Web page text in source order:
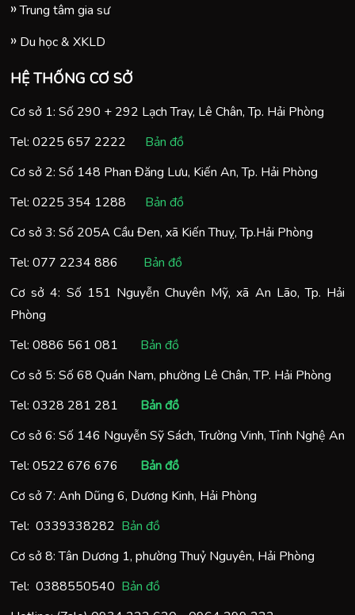
Trung tâm gia sư
Du học & XKLD
HỆ THỐNG CƠ SỞ
Cơ sở 1: Số 290 + 292 Lạch Tray, Lê Chân, Tp. Hải Phòng
Tel: 0225 657 2222
Bản đồ
Cơ sở 2: Số 148 Phan Đăng Lưu, Kiến An, Tp. Hải Phòng
Tel: 0225 354 1288
Bản đồ
Cơ sở 3: Số 205A Cầu Đen, xã Kiến Thuỵ, Tp.Hải Phòng
Tel: 077 2234 886
Bản đồ
Cơ sở 4: Số 151 Nguyễn Chuyên Mỹ, xã An Lão, Tp. Hải
Phòng
Tel: 0886 561 081
Bản đồ
Cơ sở 5: Số 68 Quán Nam, phường Lê Chân, TP. Hải Phòng
Tel: 0328 281 281
Bản đồ
Cơ sở 6: Số 146 Nguyễn Sỹ Sách, Trường Vinh, Tỉnh Nghệ An
Tel: 0522 676 676
Bản đồ
Cơ sở 7: Anh Dũng 6, Dương Kinh, Hải Phòng
Tel: 0339338282 Bản đồ
Cơ sở 8: Tân Dương 1, phường Thuỷ Nguyên, Hải Phòng
Tel: 0388550540 Bản đồ